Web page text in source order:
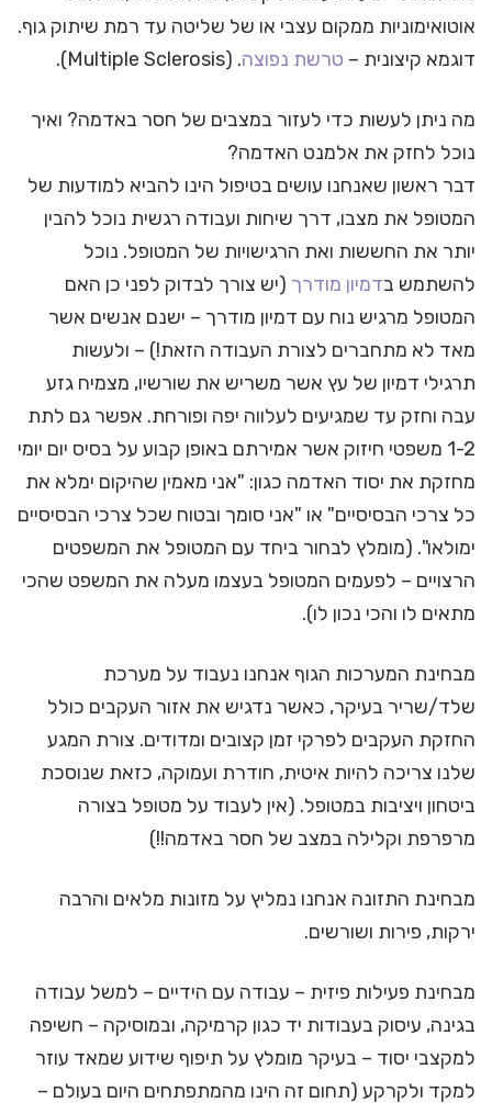
אוטואימוניות ממקום עצבי או של שליטה עד רמת שיתוק גוף.
דוגמא קיצונית – טרשת נפוצה. (Multiple Sclerosis).
מה ניתן לעשות כדי לעזור במצבים של חסר באדמה? ואיך
נוכל לחזק את אלמנט האדמה?
דבר ראשון שאנחנו עושים בטיפול הינו להביא למודעות של
המטופל את מצבו, דרך שיחות ועבודה רגשית נוכל להבין
יותר את החששות ואת הרגישויות של המטופל. נוכל
להשתמש בדמיון מודרך (יש צורך לבדוק לפני כן האם
המטופל מרגיש נוח עם דמיון מודרך – ישנם אנשים אשר
מאד לא מתחברים לצורת העבודה הזאת!) – ולעשות
תרגילי דמיון של עץ אשר משריש את שורשיו, מצמיח גזע
עבה וחזק עד שמגיעים לעלווה יפה ופורחת. אפשר גם לתת
1-2 משפטי חיזוק אשר אמירתם באופן קבוע על בסיס יום יומי
מחזקת את יסוד האדמה כגון: "אני מאמין שהיקום ימלא את
כל צרכי הבסיסיים" או "אני סומך ובטוח שכל צרכי הבסיסיים
ימולאו". (מומלץ לבחור ביחד עם המטופל את המשפטים
הרצויים – לפעמים המטופל בעצמו מעלה את המשפט שהכי
מתאים לו והכי נכון לו).
מבחינת המערכות הגוף אנחנו נעבוד על מערכת
שלד/שריר בעיקר, כאשר נדגיש את אזור העקבים כולל
החזקת העקבים לפרקי זמן קצובים ומדודים. צורת המגע
שלנו צריכה להיות איטית, חודרת ועמוקה, כזאת שנוסכת
ביטחון ויציבות במטופל. (אין לעבוד על מטופל בצורה
מרפרפת וקלילה במצב של חסר באדמה!!)
מבחינת התזונה אנחנו נמליץ על מזונות מלאים והרבה
ירקות, פירות ושורשים.
מבחינת פעילות פיזית – עבודה עם הידיים – למשל עבודה
בגינה, עיסוק בעבודות יד כגון קרמיקה, ובמוסיקה – חשיפה
למקצבי יסוד – בעיקר מומלץ על תיפוף שידוע שמאד עוזר
למקד ולקרקע (תחום זה הינו מהמתפתחים היום בעולם –